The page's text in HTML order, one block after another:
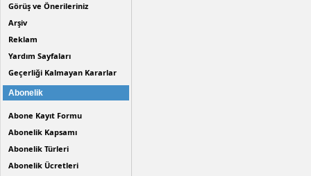
Görüş ve Önerileriniz
Arşiv
Reklam
Yardım Sayfaları
Geçerliği Kalmayan Kararlar
Abonelik
Abone Kayıt Formu
Abonelik Kapsamı
Abonelik Türleri
Abonelik Ücretleri